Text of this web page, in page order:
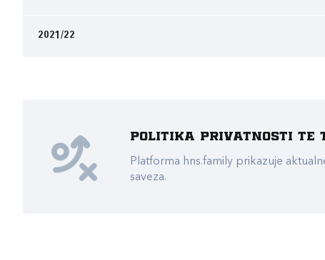
2021/22
Politika privatnosti te
Platforma hns.family prikazuje
saveza.